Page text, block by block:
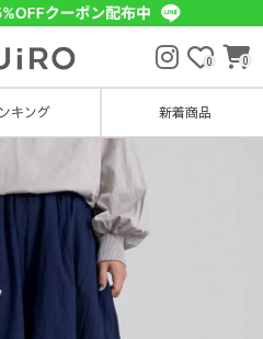
0 0
キング 新着商品